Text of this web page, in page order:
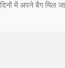
दिनों में अपने बैग मिल